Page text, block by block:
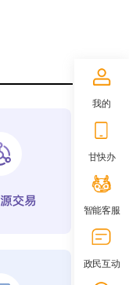
我的
甘快办
智能客服
政民互动